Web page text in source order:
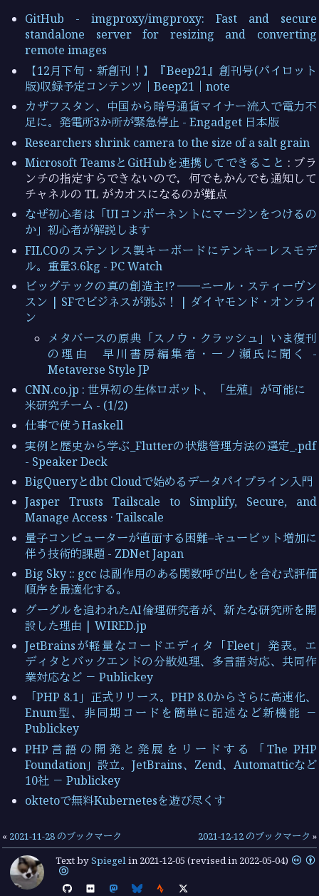
GitHub - imgproxy/imgproxy: Fast and secure
standalone server for resizing and converting
remote images
【12月下旬・新創刊！】『Beep21』創刊号(パイロット
版)収録予定コンテンツ｜Beep21｜note
カザフスタン、中国から暗号通貨マイナー流入で電力不
足に。発電所3か所が緊急停止 - Engadget 日本版
Researchers shrink camera to the size of a salt grain
Microsoft TeamsとGitHubを連携してできること : ブラ
ンチの指定すらできないので，何でもかんでも通知して
チャネルの TL がカオスになるのが難点
なぜ初心者は「UIコンポーネントにマージンをつけるの
か」初心者が解説します
FILCOのステンレス製キーボードにテンキーレスモデ
ル。重量3.6kg - PC Watch
ビッグテックの真の創造主!? ――ニール・スティーヴン
スン | SFでビジネスが跳ぶ！ | ダイヤモンド・オンライ
ン
メタバースの原典「スノウ・クラッシュ」いま復刊
の理由 早川書房編集者・一ノ瀬氏に聞く -
Metaverse Style JP
CNN.co.jp : 世界初の生体ロボット、「生殖」が可能に
米研究チーム - (1/2)
仕事で使うHaskell
実例と歴史から学ぶ_Flutterの状態管理方法の選定_.pdf
- Speaker Deck
BigQueryとdbt Cloudで始めるデータパイプライン入門
Jasper Trusts Tailscale to Simplify, Secure, and
Manage Access · Tailscale
量子コンピューターが直面する困難–キュービット増加に
伴う技術的課題 - ZDNet Japan
Big Sky :: gcc は副作用のある関数呼び出しを含む式評価
順序を最適化する。
グーグルを追われたAI倫理研究者が、新たな研究所を開
設した理由 | WIRED.jp
JetBrainsが軽量なコードエディタ「Fleet」発表。エ
ディタとバックエンドの分散処理、多言語対応、共同作
業対応など － Publickey
「PHP 8.1」正式リリース。PHP 8.0からさらに高速化、
Enum型、非同期コードを簡単に記述など新機能 －
Publickey
PHP言語の開発と発展をリードする「The PHP
Foundation」設立。JetBrains、Zend、Automatticなど
10社 － Publickey
oktetoで無料Kubernetesを遊び尽くす
« 2021-11-28 のブックマーク 2021-12-12 のブックマーク »
Text bySpiegelin 2021-12-05 (revised in 2022-05-04)